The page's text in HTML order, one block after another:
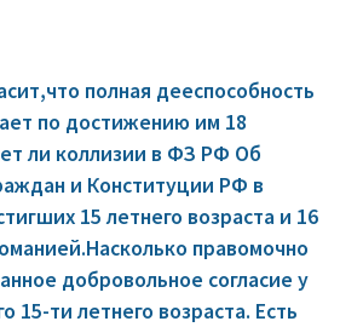
полная дееспособность
по достижению им 18
ли коллизии в ФЗ РФ Об
и Конституции РФ в
15 летнего возраста и 16
правомочно
добровольное согласие у
15-ти летнего возраста. Есть